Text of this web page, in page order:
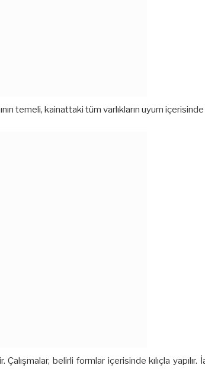
temeli, kainattaki tüm varlıkların uyum
belirli formlar içerisinde kılıçla